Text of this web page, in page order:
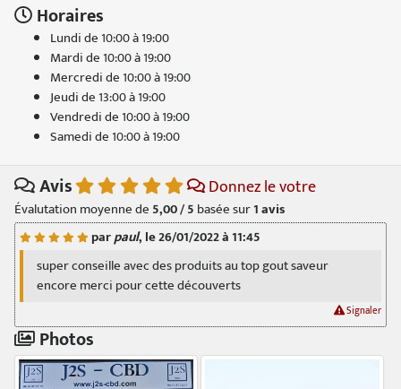
Horaires
Lundi de 10:00 à 19:00
Mardi de 10:00 à 19:00
Mercredi de 10:00 à 19:00
Jeudi de 13:00 à 19:00
Vendredi de 10:00 à 19:00
Samedi de 10:00 à 19:00
Avis Donnez le votre
Évalutation moyenne de 5,00 / 5 basée sur1avis
parpaul, le 26/01/2022 à 11:45
super conseille avec des produits au top gout saveur
encore merci pour cette découverts
Signaler
Photos